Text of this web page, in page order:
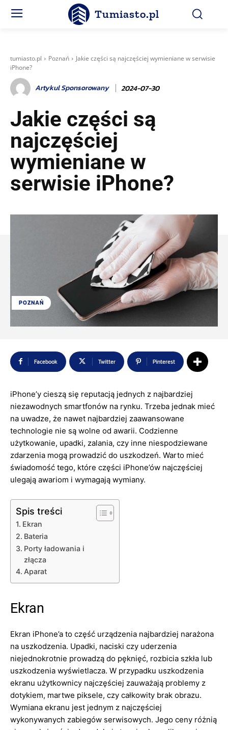
Tumiasto.pl
tumiasto.pl Poznań
Jakie części są najczęściej wymieniane w serwisie
iPhone?
Artykul Sponsorowany 2024-07-30
Jakie części są
najczęściej
wymieniane w
serwisie iPhone?
POZNAŃ
Facebook Twitter Pinterest
iPhone’y cieszą się reputacją jednych z najbardziej
niezawodnych smartfonów na rynku. Trzeba jednak mieć
na uwadze, że nawet najbardziej zaawansowane
technologie nie są wolne od awarii. Codzienne
użytkowanie, upadki, zalania, czy inne niespodziewane
zdarzenia mogą prowadzić do uszkodzeń. Warto mieć
świadomość tego, które części iPhone’ów najczęściej
ulegają awariom i wymagają wymiany.
Spis treści
Ekran
Bateria
Porty ładowania i
złącza
Aparat
Ekran
Ekran iPhone’a to część urządzenia najbardziej narażona
na uszkodzenia. Upadki, naciski czy uderzenia
niejednokrotnie prowadzą do pęknięć, rozbicia szkła lub
uszkodzenia wyświetlacza. W przypadku uszkodzenia
ekranu użytkownicy najczęściej zauważają problemy z
dotykiem, martwe piksele, czy całkowity brak obrazu.
Wymiana ekranu jest jednym z najczęściej
wykonywanych zabiegów serwisowych. Jego ceny różnią